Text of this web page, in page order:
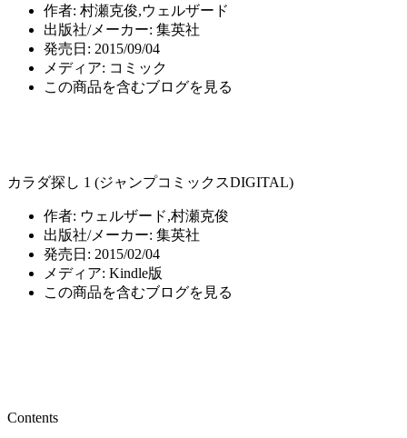
作者: 村瀬克俊,ウェルザード
出版社/メーカー: 集英社
発売日: 2015/09/04
メディア: コミック
この商品を含むブログを見る
カラダ探し 1 (ジャンプコミックスDIGITAL)
作者: ウェルザード,村瀬克俊
出版社/メーカー: 集英社
発売日: 2015/02/04
メディア: Kindle版
この商品を含むブログを見る
Contents